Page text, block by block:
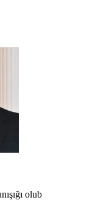
olub